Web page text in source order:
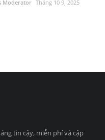
Moderator Tháng 10 9, 2025
tin cậy, miễn phí và cập